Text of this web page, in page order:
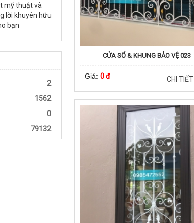
mỹ thuật và
lời khuyên hữu
bạn
2
1562
0
79132
CỬA SỔ & KHUNG BẢO VỆ 023
Giá:0 đ CHI TIẾT